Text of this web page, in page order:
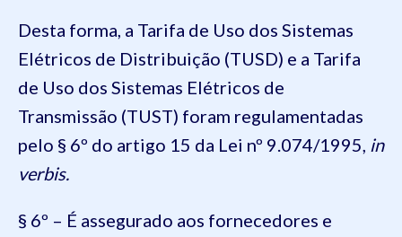
Desta forma, a Tarifa de Uso dos Sistemas
Elétricos de Distribuição (TUSD) e a Tarifa
de Uso dos Sistemas Elétricos de
Transmissão (TUST) foram regulamentadas
pelo § 6º do artigo 15 da Lei nº 9.074/1995, in
verbis.
§ 6º – É assegurado aos fornecedores e